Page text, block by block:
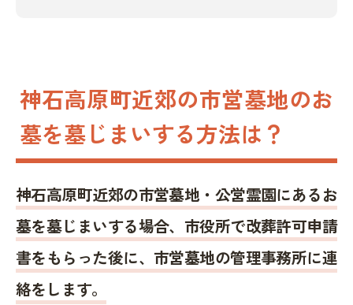
神石高原町近郊の市営墓地のお
墓を墓じまいする方法は？
神石高原町近郊の市営墓地・公営霊園にあるお
墓を墓じまいする場合、市役所で改葬許可申請
書をもらった後に、市営墓地の管理事務所に連
絡をします。